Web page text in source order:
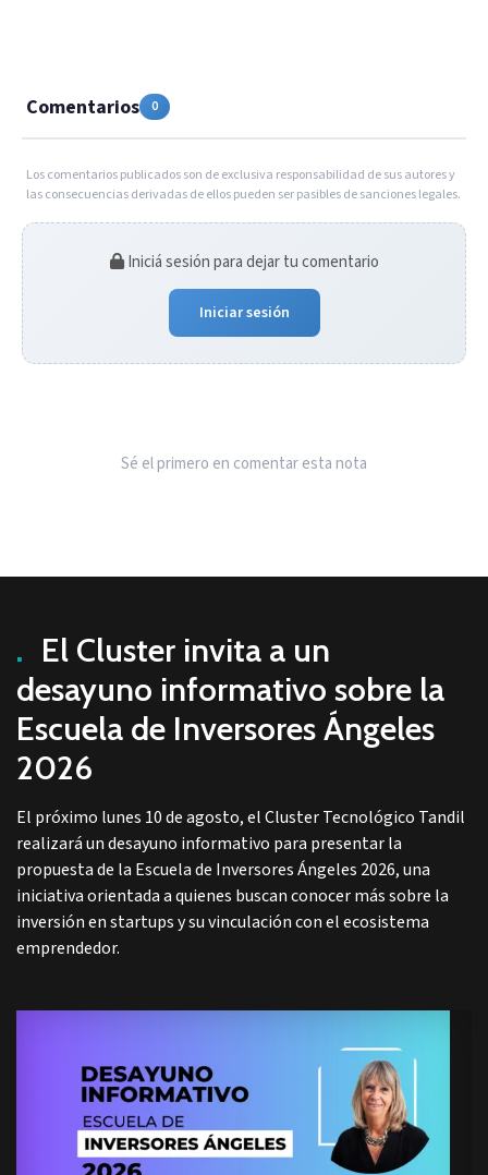
Comentarios 0
Los comentarios publicados son de exclusiva responsabilidad de sus autores y
las consecuencias derivadas de ellos pueden ser pasibles de sanciones legales.
Iniciá sesión para dejar tu comentario
Iniciar sesión
Sé el primero en comentar esta nota
. El Cluster invita a un
desayuno informativo sobre la
Escuela de Inversores Ángeles
2026
El próximo lunes 10 de agosto, el Cluster Tecnológico Tandil
realizará un desayuno informativo para presentar la
propuesta de la Escuela de Inversores Ángeles 2026, una
iniciativa orientada a quienes buscan conocer más sobre la
inversión en startups y su vinculación con el ecosistema
emprendedor.